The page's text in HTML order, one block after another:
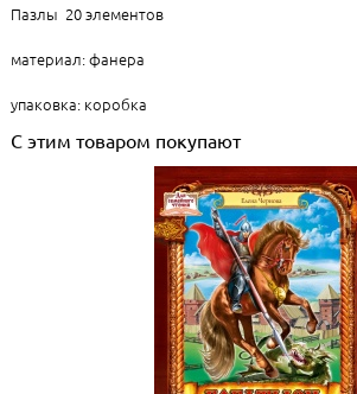
Пазлы 20 элементов
материал: фанера
упаковка: коробка
С этим товаром покупают